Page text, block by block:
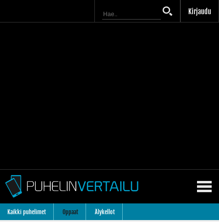
Kirjaudu
Kaikki puhelimet Oppaat Älykellot